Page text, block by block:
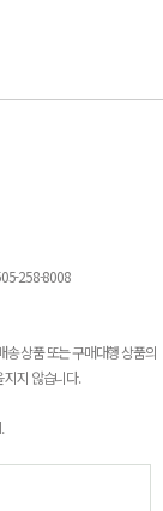
258-8008
상품 또는 구매대행 상품의
지지 않습니다.